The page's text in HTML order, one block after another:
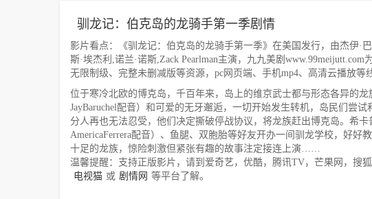
驯龙记：伯克岛的龙骑手第一季剧情
影片看点：《驯龙记：伯克岛的龙骑手第一季》在美国发行，由杰伊·
斯·埃杰利,诺兰·诺斯,Zack Pearlman主演，九九美剧
无限制级、完整未删减版等资源，pc网页端、手机mp4、高清云播放等
位于寒冷北欧的博克岛，千百年来，岛上的维京武士都与形态各异的
JayBaruchel配音）和可爱的无牙邂逅，一切开始发生转机，岛民们尝
分人再也无法忍受，他们决定撕破停战协议，将龙族赶出博克岛。希
AmericaFerrera配音）、鱼腿、双胞胎等好友开办一间驯龙学校，好
十足的龙族，惊险刺激但紧张有趣的故事注定接连上演……
温馨提醒：支持正版影片，请到爱奇艺，优酷，腾讯TV，芒果网，搜
电视猫 或 剧情网 等平台了解。